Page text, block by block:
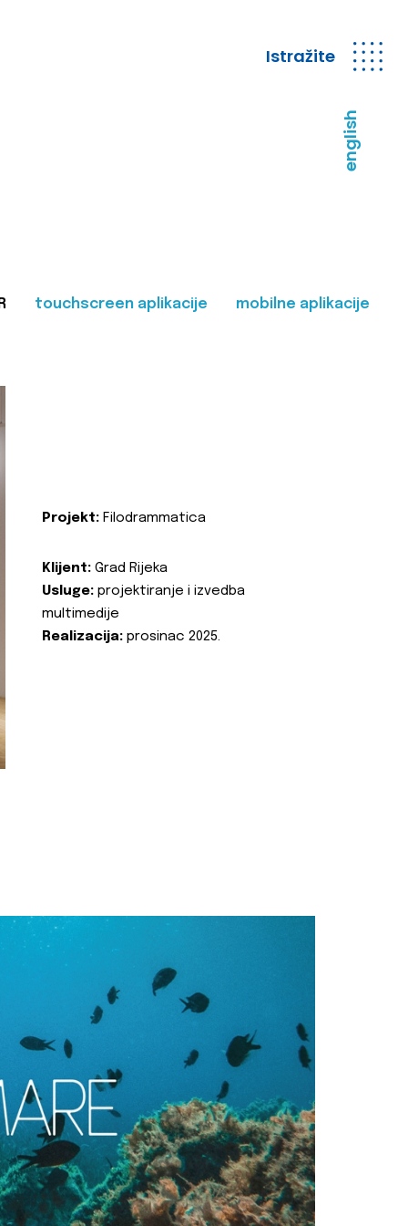
Istražite
english
touchscreen aplikacije mobilne aplikacije
Projekt: Filodrammatica
Klijent: Grad Rijeka
Usluge: projektiranje i izvedba
multimedije
Realizacija: prosinac 2025.